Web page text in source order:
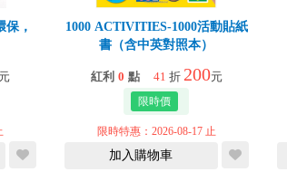
保，
1000 ACTIVITIES-1000活動貼紙
書（含中英對照本）
紅利 0 點 41 折 200元
限時特惠：2026-08-17 止
加入購物車